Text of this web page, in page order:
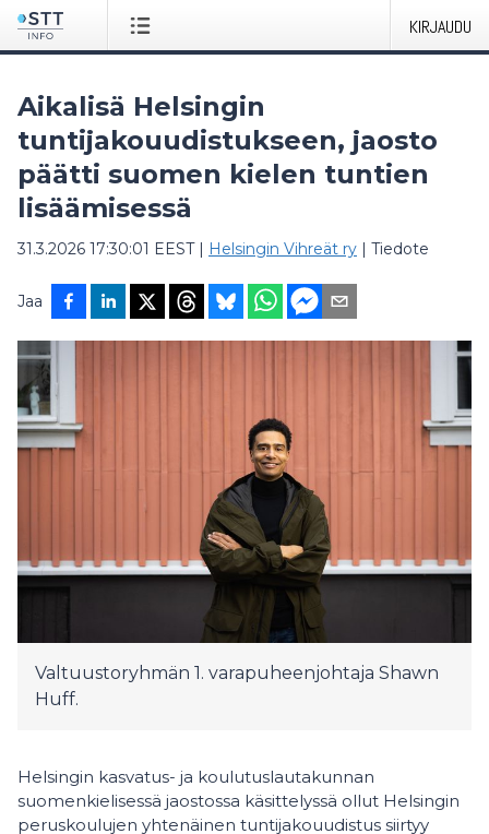
KIRJAUDU
Aikalisä Helsingin
tuntijakouudistukseen, jaosto
päätti suomen kielen tuntien
lisäämisessä
31.3.2026 17:30:01 EEST| Helsingin Vihreät ry | Tiedote
Jaa
Valtuustoryhmän 1. varapuheenjohtaja Shawn
Huff.
Helsingin kasvatus- ja koulutuslautakunnan
suomenkielisessä jaostossa käsittelyssä ollut Helsingin
peruskoulujen yhtenäinen tuntijakouudistus siirtyy